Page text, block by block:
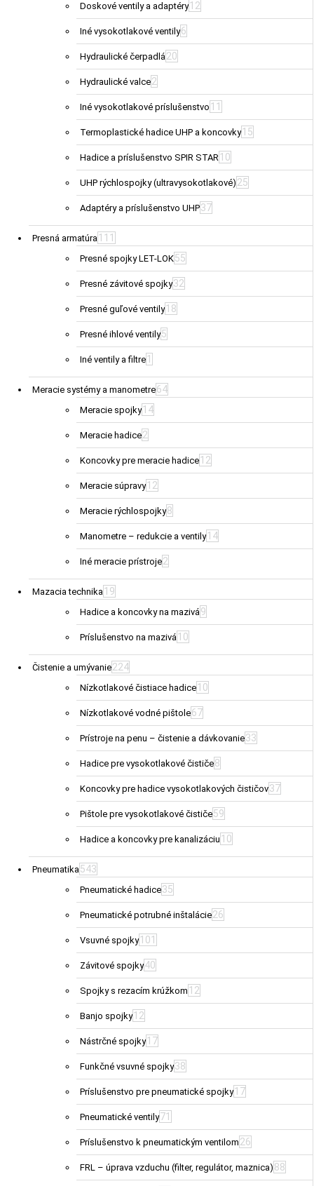
Doskové ventily a adaptéry 12
Iné vysokotlakové ventily6
Hydraulické čerpadlá20
Hydraulické valce2
Iné vysokotlakové príslušenstvo 11
Termoplastické hadice UHP a koncovky 15
Hadice a príslušenstvo SPIR STAR 10
UHP rýchlospojky (ultravysokotlakové) 25
Adaptéry a príslušenstvo UHP37
Presná armatúra 111
Presné spojky LET-LOK55
Presné závitové spojky32
Presné guľové ventily 18
Presné ihlové ventily5
Iné ventily a filtre 1
Meracie systémy a manometre64
Meracie spojky 14
Meracie hadice2
Koncovky pre meracie hadice 12
Meracie súpravy 12
Meracie rýchlospojky8
Manometre – redukcie a ventily 14
Iné meracie prístroje2
Mazacia technika 19
Hadice a koncovky na mazivá9
Príslušenstvo na mazivá 10
Čistenie a umývanie224
Nízkotlakové čistiace hadice 10
Nízkotlakové vodné pištole67
Prístroje na penu – čistenie a dávkovanie33
Hadice pre vysokotlakové čističe8
Koncovky pre hadice vysokotlakových čističov37
Pištole pre vysokotlakové čističe59
Hadice a koncovky pre kanalizáciu 10
Pneumatika543
Pneumatické hadice35
Pneumatické potrubné inštalácie26
Vsuvné spojky 101
Závitové spojky40
Spojky s rezacím krúžkom 12
Banjo spojky 12
Nástrčné spojky 17
Funkčné vsuvné spojky38
Príslušenstvo pre pneumatické spojky 17
Pneumatické ventily71
Príslušenstvo k pneumatickým ventilom 26
FRL – úprava vzduchu (filter, regulátor, maznica) 88